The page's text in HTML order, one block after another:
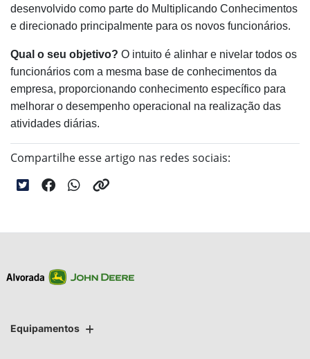
desenvolvido como parte do Multiplicando Conhecimentos
e direcionado principalmente para os novos funcionários.
Qual o seu objetivo? O intuito é alinhar e nivelar todos os
funcionários com a mesma base de conhecimentos da
empresa, proporcionando conhecimento específico para
melhorar o desempenho operacional na realização das
atividades diárias.
Compartilhe esse artigo nas redes sociais:
Equipamentos